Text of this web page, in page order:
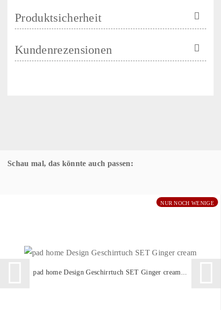
Produktsicherheit
Kundenrezensionen
Schau mal, das könnte auch passen:
NUR NOCH WENIGE
pad home Design Geschirrtuch SET Ginger cream...